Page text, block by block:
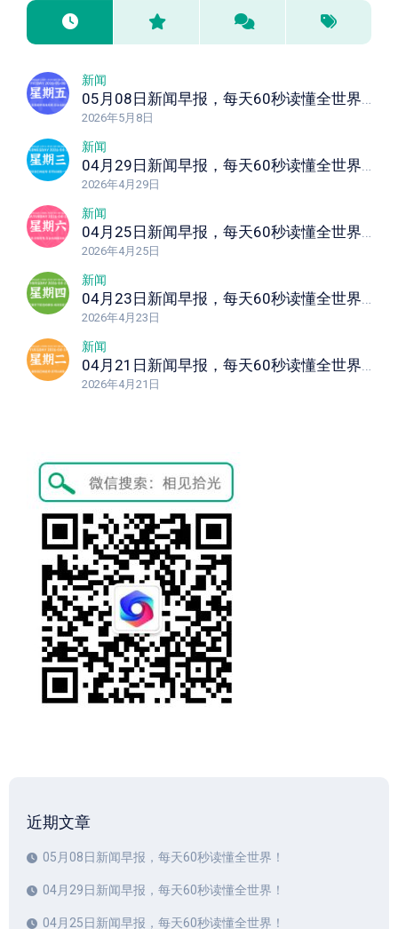
新闻
05月08日新闻早报，每天60秒读懂全世界！
2026年5月8日
新闻
04月29日新闻早报，每天60秒读懂全世界！
2026年4月29日
新闻
04月25日新闻早报，每天60秒读懂全世界！
2026年4月25日
新闻
04月23日新闻早报，每天60秒读懂全世界！
2026年4月23日
新闻
04月21日新闻早报，每天60秒读懂全世界！
2026年4月21日
近期文章
05月08日新闻早报，每天60秒读懂全世界！
04月29日新闻早报，每天60秒读懂全世界！
04月25日新闻早报，每天60秒读懂全世界！